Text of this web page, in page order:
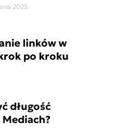
2023
linków w
po kroku
długość